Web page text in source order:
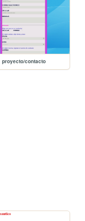
proyecto/contacto